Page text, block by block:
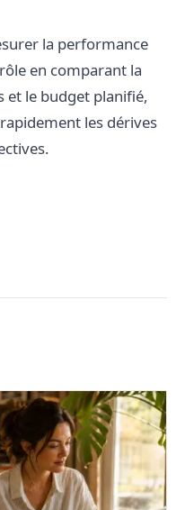
la performance
en comparant la
et le budget planifié,
les dérives